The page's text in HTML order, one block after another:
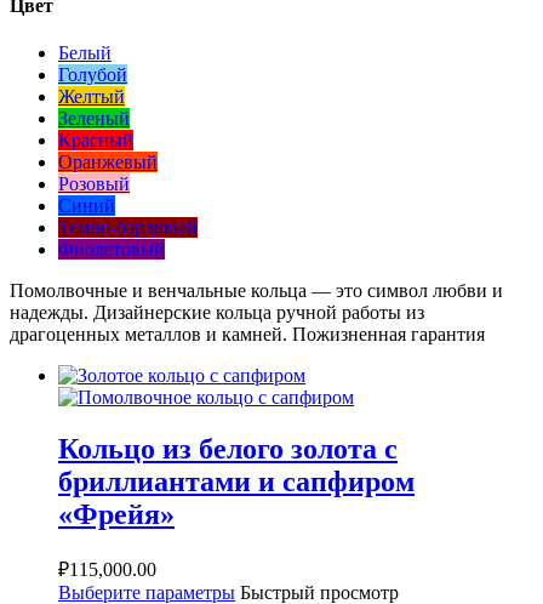
Цвет
Белый
Голубой
Желтый
Зеленый
Красный
Оранжевый
Розовый
Синий
Темно-бардовый
Фиолетовый
Помолвочные и венчальные кольца — это символ любви и
надежды. Дизайнерские кольца ручной работы из
драгоценных металлов и камней. Пожизненная гарантия
Кольцо из белого золота с
бриллиантами и сапфиром
«Фрейя»
₽115,000.00
Выберите параметры Быстрый просмотр